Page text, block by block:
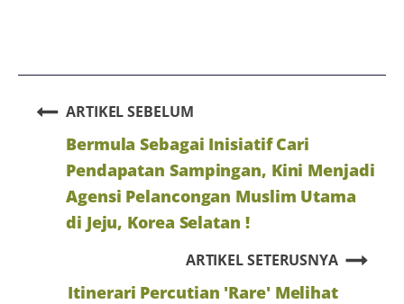
ARTIKEL SEBELUM
Bermula Sebagai Inisiatif Cari
Pendapatan Sampingan, Kini Menjadi
Agensi Pelancongan Muslim Utama
di Jeju, Korea Selatan !
ARTIKEL SETERUSNYA
Itinerari Percutian 'Rare' Melihat